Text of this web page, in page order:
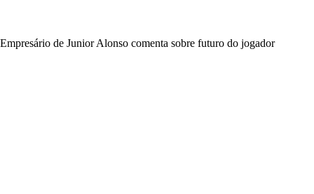
Empresário de Junior Alonso comenta sobre futuro do jogador